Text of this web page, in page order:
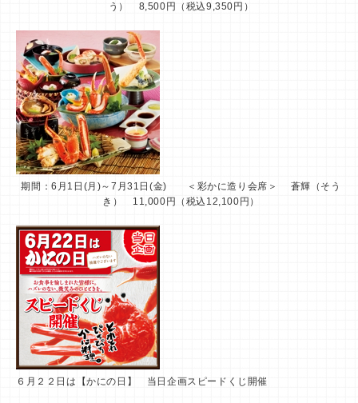
う） 8,500円（税込9,350円）
期間：6月1日(月)～7月31日(金) ＜彩かに造り会席＞ 蒼輝（そう
き） 11,000円（税込12,100円）
６月２２日は【かにの日】 当日企画スピードくじ開催